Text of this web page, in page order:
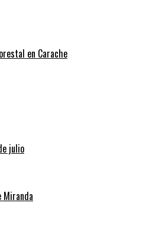
en Carache
julio